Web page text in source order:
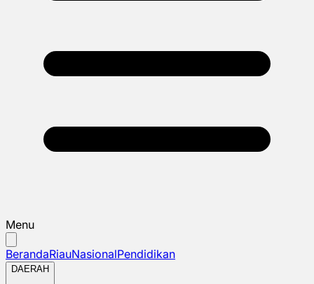
Menu
BerandaRiauNasionalPendidikan
DAERAH